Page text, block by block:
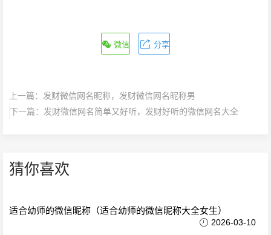
微信 分享
上一篇：
发财微信网名昵称，发财微信网名昵称男
下一篇：
发财微信网名简单又好听，发财好听的微信网名大全
猜你喜欢
适合幼师的微信昵称（适合幼师的微信昵称大全女生）
2026-03-10